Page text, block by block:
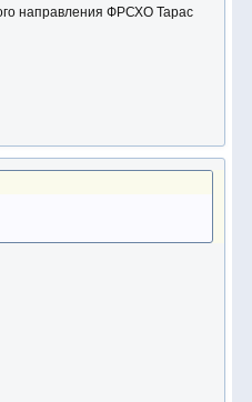
направления ФРСХО Тарас